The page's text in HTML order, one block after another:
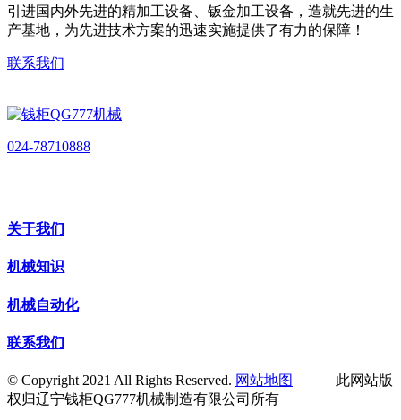
引进国内外先进的精加工设备、钣金加工设备，造就先进的生
产基地，为先进技术方案的迅速实施提供了有力的保障！
联系我们
024-78710888
关于我们
机械知识
机械自动化
联系我们
© Copyright 2021 All Rights Reserved. 网站地图
此网站版
权归辽宁钱柜QG777机械制造有限公司所有